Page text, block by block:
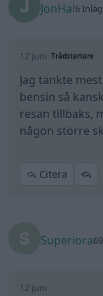
JonHal6
12 juni Trådstartare
Jag tänkte
bensin så
resan tillbaks,
någon större
Citera
Superiora
12 juni